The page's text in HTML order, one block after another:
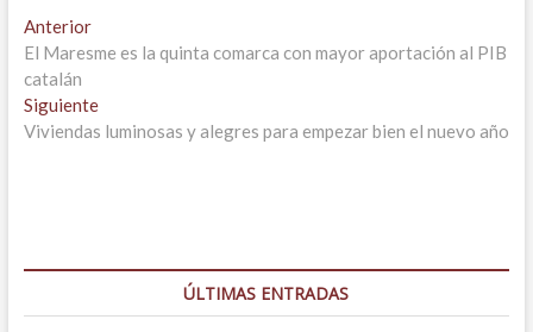
Navegación
de
entradas
AnteriorEntrada
anterior:
El Maresme es la quinta comarca con mayor aportación al PIB
catalán
SiguienteEntrada
siguiente:
Viviendas luminosas y alegres para empezar bien el nuevo año
ÚLTIMAS ENTRADAS